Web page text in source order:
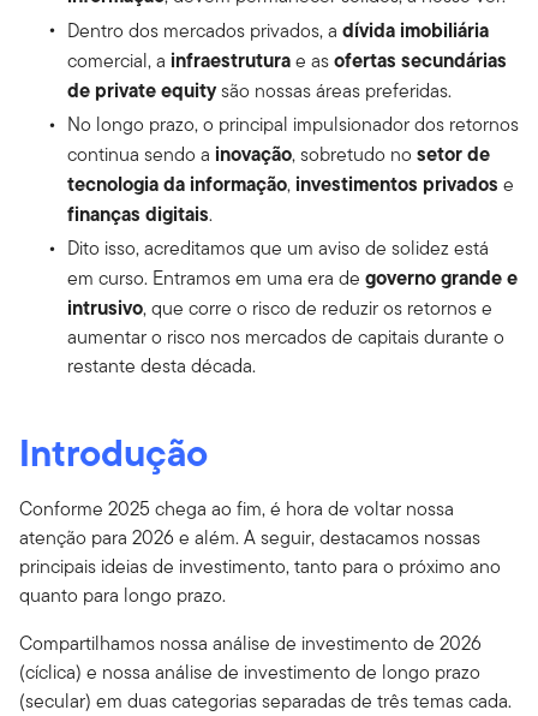
Dentro dos mercados privados, a dívida imobiliária
comercial, a infraestruturae asofertas secundárias
de private equitysão nossas áreas preferidas.
No longo prazo, o principal impulsionador dos retornos
continua sendo a inovação, sobretudo no setor de
tecnologia da informação, investimentos privados e
finanças digitais.
Dito isso, acreditamos que um aviso de solidez está
em curso. Entramos em uma era de governo grande e
intrusivo, que corre o risco de reduzir os retornos e
aumentar o risco nos mercados de capitais durante o
restante desta década.
Introdução
Conforme 2025 chega ao fim, é hora de voltar nossa
atenção para 2026 e além. A seguir, destacamos nossas
principais ideias de investimento, tanto para o próximo ano
quanto para longo prazo.
Compartilhamos nossa análise de investimento de 2026
(cíclica) e nossa análise de investimento de longo prazo
(secular) em duas categorias separadas de três temas cada.